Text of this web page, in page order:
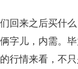
回来之后买什
字儿，内需。
行情来看，不